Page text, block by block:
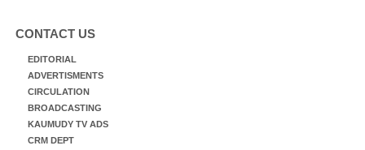
CONTACT US
EDITORIAL
ADVERTISMENTS
CIRCULATION
BROADCASTING
KAUMUDY TV ADS
CRM DEPT